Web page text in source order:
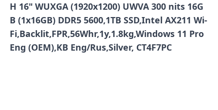
H 16" WUXGA (1920x1200) UWVA 300 nits 16G
B (1x16GB) DDR5 5600,1TB SSD,Intel AX211 Wi-
Fi,Backlit,FPR,56Whr,1y,1.8kg,Windows 11 Pro
Eng (OEM),KB Eng/Rus,Silver, CT4F7PC